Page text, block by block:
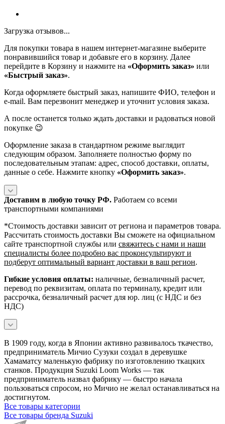
Загрузка отзывов...
Для покупки товара в нашем интернет-магазине выберите
понравившийся товар и добавьте его в корзину. Далее
перейдите в Корзину и нажмите на «Оформить заказ» или
«Быстрый заказ».
Когда оформляете быстрый заказ, напишите ФИО, телефон и
e-mail. Вам перезвонит менеджер и уточнит условия заказа.
А после останется только ждать доставки и радоваться новой
покупке 😉
Оформление заказа в стандартном режиме выглядит
следующим образом. Заполняете полностью форму по
последовательным этапам: адрес, способ доставки, оплаты,
данные о себе. Нажмите кнопку «Оформить заказ».
Доставим в любую точку РФ. Работаем со всеми
транспортными компаниями
*Cтоимость доставки зависит от региона и параметров товара.
Рассчитать стоимость доставки Вы сможете на официальном
сайте транспортной службы или свяжитесь с нами и наши
специалисты более подробно вас проконсультируют и
подберут оптимальный вариант доставки в ваш регион.
Гибкие условия оплаты: наличные, безналичный расчет,
перевод по реквизитам, оплата по терминалу, кредит или
рассрочка, безналичный расчет для юр. лиц (с НДС и без
НДС)
В 1909 году, когда в Японии активно развивалось ткачество,
предприниматель Мичио Сузуки создал в деревушке
Хамаматсу маленькую фабрику по изготовлению ткацких
станков. Продукция Suzuki Loom Works — так
предприниматель назвал фабрику — быстро начала
пользоваться спросом, но Мичио не желал останавливаться на
достигнутом.
Все товары категории
Все товары бренда Suzuki